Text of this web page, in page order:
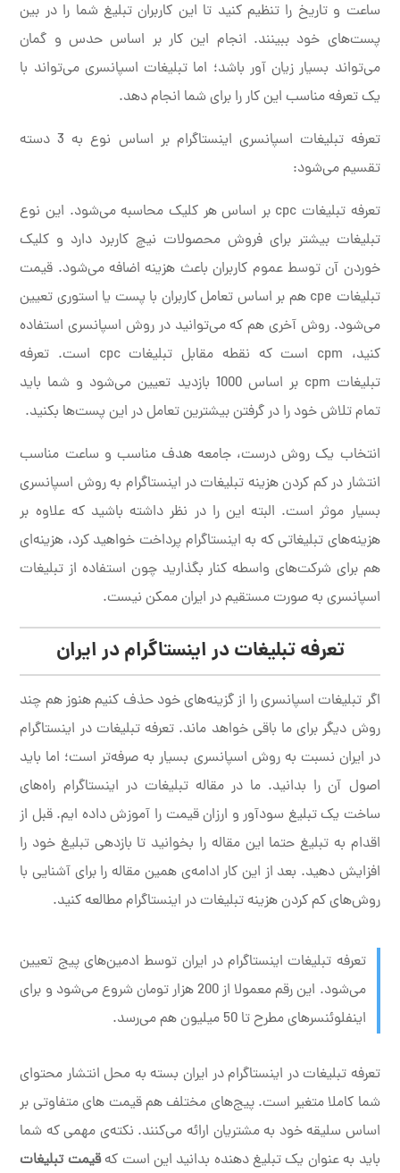
ساعت و تاریخ را تنظیم کنید تا این کاربران تبلیغ شما را در بین
پست‌های خود ببینند. انجام این کار بر اساس حدس و گمان
می‌تواند بسیار زیان آور باشد؛ اما تبلیغات اسپانسری می‌تواند با
یک تعرفه مناسب این کار را برای شما انجام دهد.
تعرفه تبلیغات اسپانسری اینستاگرام بر اساس نوع به 3 دسته
تقسیم می‌شود:
تعرفه تبلیغات cpc بر اساس هر کلیک محاسبه می‌شود. این نوع
تبلیغات بیشتر برای فروش محصولات نیچ کاربرد دارد و کلیک
خوردن آن توسط عموم کاربران باعث هزینه اضافه می‌شود. قیمت
تبلیغات cpe هم بر اساس تعامل کاربران با پست یا استوری تعیین
می‌شود. روش آخری هم که می‌توانید در روش اسپانسری استفاده
کنید، cpm است که نقطه مقابل تبلیغات cpc است. تعرفه
تبلیغات cpm بر اساس 1000 بازدید تعیین می‌شود و شما باید
تمام تلاش خود را در گرفتن بیشترین تعامل در این پست‌ها بکنید.
انتخاب یک روش درست، جامعه هدف مناسب و ساعت مناسب
انتشار در کم کردن هزینه تبلیغات در اینستاگرام به روش اسپانسری
بسیار موثر است. البته این را در نظر داشته باشید که علاوه بر
هزینه‌های تبلیغاتی که به اینستاگرام پرداخت خواهید کرد، هزینه‌ای
هم برای شرکت‌های واسطه کنار بگذارید چون استفاده از تبلیغات
اسپانسری به صورت مستقیم در ایران ممکن نیست.
تعرفه تبلیغات در اینستاگرام در ایران
اگر تبلیغات اسپانسری را از گزینه‌های خود حذف کنیم هنوز هم چند
روش دیگر برای ما باقی خواهد ماند. تعرفه تبلیغات در اینستاگرام
در ایران نسبت به روش اسپانسری بسیار به صرفه‌تر است؛ اما باید
اصول آن را بدانید. ما در مقاله تبلیغات در اینستاگرام راه‌های
ساخت یک تبلیغ سودآور و ارزان قیمت را آموزش داده ایم. قبل از
اقدام به تبلیغ حتما این مقاله را بخوانید تا بازدهی تبلیغ خود را
افزایش دهید. بعد از این کار ادامه‌ی همین مقاله را برای آشنایی با
روش‌های کم کردن هزینه تبلیغات در اینستاگرام مطالعه کنید.
تعرفه تبلیغات اینستاگرام در ایران توسط ادمین‌های پیج تعیین
می‌شود. این رقم معمولا از 200 هزار تومان شروع می‌شود و برای
اینفلوئنسرهای مطرح تا 50 میلیون هم می‌رسد.
تعرفه تبلیغات در اینستاگرام در ایران بسته به محل انتشار محتوای
شما کاملا متغیر است. پیج‌های مختلف هم قیمت های متفاوتی بر
اساس سلیقه خود به مشتریان ارائه می‌کنند. نکته‌ی مهمی که شما
باید به عنوان یک تبلیغ دهنده بدانید این است کهقیمت تبلیغات